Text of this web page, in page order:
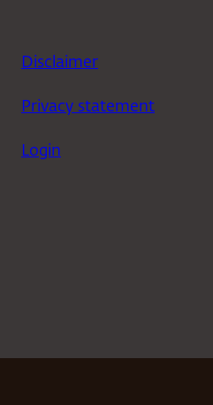
Disclaimer
Privacy statement
Login